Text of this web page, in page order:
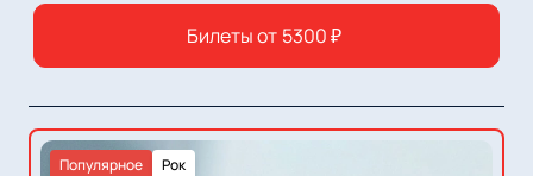
Билеты от 5300₽
Рок
Популярное